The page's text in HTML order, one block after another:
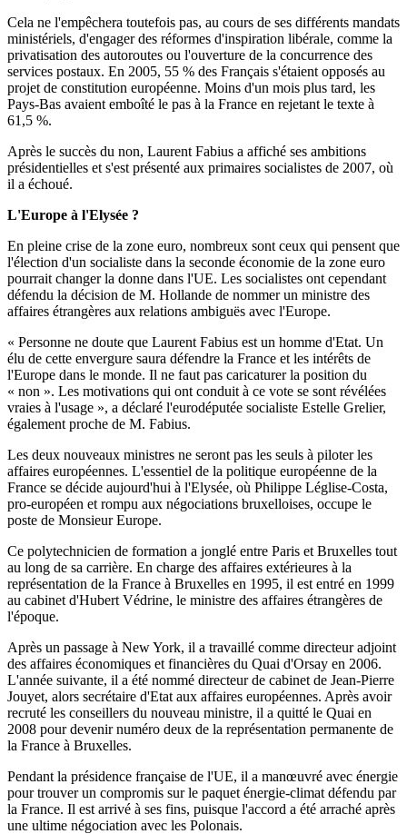
Cela ne l'empêchera toutefois pas, au cours de ses différents mandats
ministériels, d'engager des réformes d'inspiration libérale, comme la
privatisation des autoroutes ou l'ouverture de la concurrence des
services postaux. En 2005, 55 % des Français s'étaient opposés au
projet de constitution européenne. Moins d'un mois plus tard, les
Pays-Bas avaient emboîté le pas à la France en rejetant le texte à
61,5 %.
Après le succès du non, Laurent Fabius a affiché ses ambitions
présidentielles et s'est présenté aux primaires socialistes de 2007, où
il a échoué.
L'Europe à l'Elysée ?
En pleine crise de la zone euro, nombreux sont ceux qui pensent que
l'élection d'un socialiste dans la seconde économie de la zone euro
pourrait changer la donne dans l'UE. Les socialistes ont cependant
défendu la décision de M. Hollande de nommer un ministre des
affaires étrangères aux relations ambiguës avec l'Europe.
« Personne ne doute que Laurent Fabius est un homme d'Etat. Un
élu de cette envergure saura défendre la France et les intérêts de
l'Europe dans le monde. Il ne faut pas caricaturer la position du
« non ». Les motivations qui ont conduit à ce vote se sont révélées
vraies à l'usage », a déclaré l'eurodéputée socialiste Estelle Grelier,
également proche de M. Fabius.
Les deux nouveaux ministres ne seront pas les seuls à piloter les
affaires européennes. L'essentiel de la politique européenne de la
France se décide aujourd'hui à l'Elysée, où Philippe Léglise-Costa,
pro-européen et rompu aux négociations bruxelloises, occupe le
poste de Monsieur Europe.
Ce polytechnicien de formation a jonglé entre Paris et Bruxelles tout
au long de sa carrière. En charge des affaires extérieures à la
représentation de la France à Bruxelles en 1995, il est entré en 1999
au cabinet d'Hubert Védrine, le ministre des affaires étrangères de
l'époque.
Après un passage à New York, il a travaillé comme directeur adjoint
des affaires économiques et financières du Quai d'Orsay en 2006.
L'année suivante, il a été nommé directeur de cabinet de Jean-Pierre
Jouyet, alors secrétaire d'Etat aux affaires européennes. Après avoir
recruté les conseillers du nouveau ministre, il a quitté le Quai en
2008 pour devenir numéro deux de la représentation permanente de
la France à Bruxelles.
Pendant la présidence française de l'UE, il a manœuvré avec énergie
pour trouver un compromis sur le paquet énergie-climat défendu par
la France. Il est arrivé à ses fins, puisque l'accord a été arraché après
une ultime négociation avec les Polonais.